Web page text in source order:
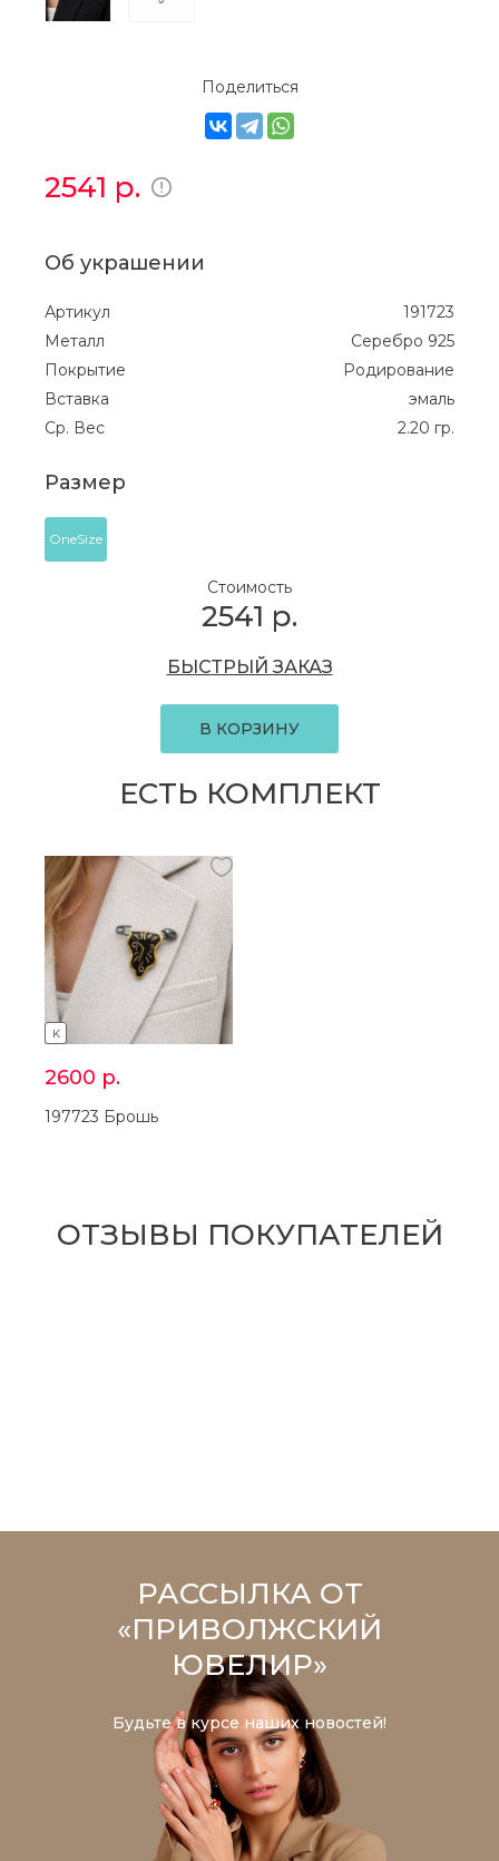
Поделиться
2541 р.
Об украшении
Артикул
191723
Металл
Серебро 925
Покрытие
Родирование
Вставка
эмаль
Ср. Вес
2.20 гр.
Размер
OneSize
Стоимость
2541 р.
БЫСТРЫЙ ЗАКАЗ
В КОРЗИНУ
ЕСТЬ КОМПЛЕКТ
K
2600 р.
197723 Брошь
ОТЗЫВЫ ПОКУПАТЕЛЕЙ
РАССЫЛКА ОТ
«ПРИВОЛЖСКИЙ
ЮВЕЛИР»
Будьте в курсе наших новостей!